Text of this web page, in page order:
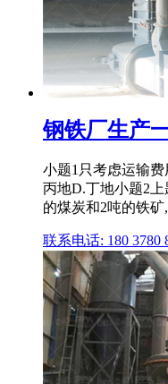
钢铁厂生产
小题1只考虑运输
丙地D.丁地小题2
的煤炭和2吨的铁矿
联系电话: 180 3780